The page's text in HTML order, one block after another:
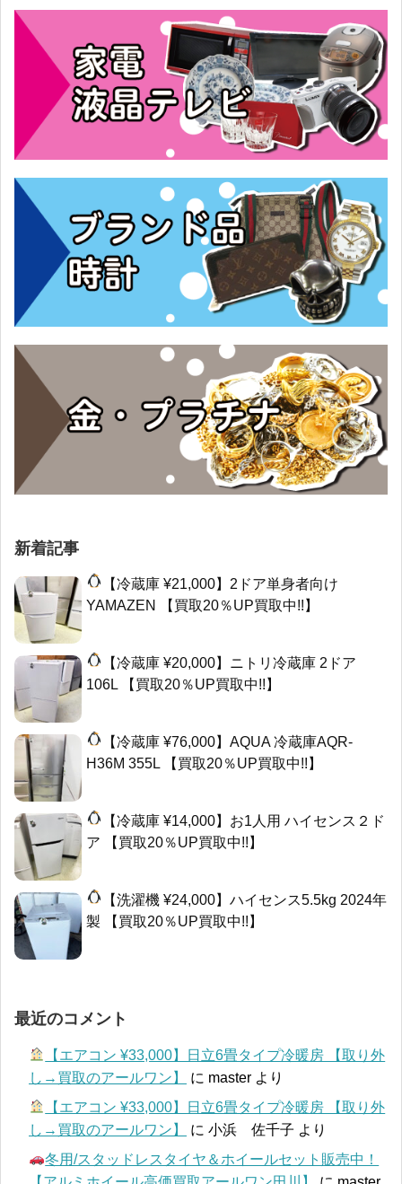
新着記事
【冷蔵庫 ¥21,000】2ドア単身者向け
YAMAZEN 【買取20％UP買取中!!】
【冷蔵庫 ¥20,000】ニトリ冷蔵庫 2ドア
106L 【買取20％UP買取中!!】
【冷蔵庫 ¥76,000】AQUA 冷蔵庫AQR-
H36M 355L 【買取20％UP買取中!!】
【冷蔵庫 ¥14,000】お1人用 ハイセンス２ド
ア 【買取20％UP買取中!!】
【洗濯機 ¥24,000】ハイセンス5.5kg 2024年
製 【買取20％UP買取中!!】
最近のコメント
【エアコン ¥33,000】日立6畳タイプ冷暖房 【取り外
し→買取のアールワン】
に master より
【エアコン ¥33,000】日立6畳タイプ冷暖房 【取り外
し→買取のアールワン】
に 小浜 佐千子 より
冬用/スタッドレスタイヤ＆ホイールセット販売中！